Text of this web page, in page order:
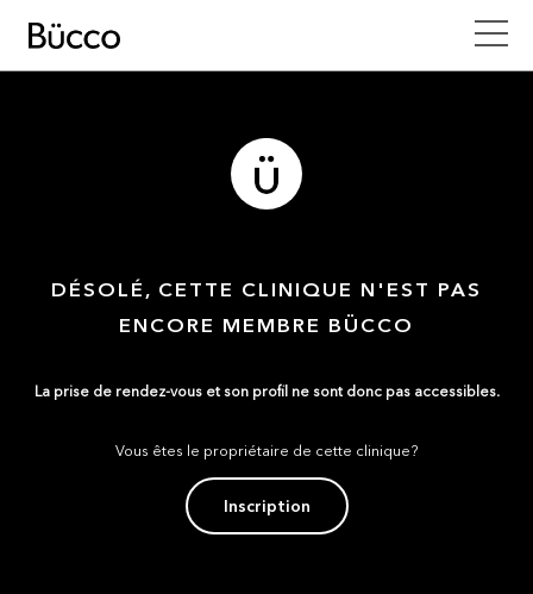
DÉSOLÉ, CETTE CLINIQUE N'EST PAS
ENCORE MEMBRE BÜCCO
La prise de rendez-vous et son profil ne sont donc pas accessibles.
Vous êtes le propriétaire de cette clinique?
Inscription